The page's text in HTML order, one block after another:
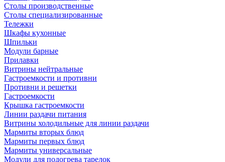
Столы производственные
Столы специализированные
Тележки
Шкафы кухонные
Шпильки
Модули барные
Прилавки
Витрины нейтральные
Гастроемкости и противни
Противни и решетки
Гастроемкости
Крышка гастроемкости
Линии раздачи питания
Витрины холодильные для линии раздачи
Мармиты вторых блюд
Мармиты первых блюд
Мармиты универсальные
Модули для подогрева тарелок